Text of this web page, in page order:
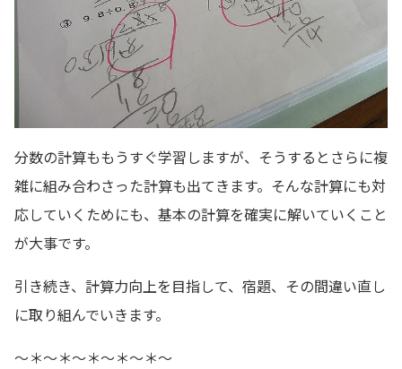
分数の計算ももうすぐ学習しますが、そうするとさらに複
雑に組み合わさった計算も出てきます。そんな計算にも対
応していくためにも、基本の計算を確実に解いていくこと
が大事です。
引き続き、計算力向上を目指して、宿題、その間違い直し
に取り組んでいきます。
～＊～＊～＊～＊～＊～